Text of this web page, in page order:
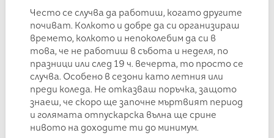
Често се случва да работиш, когато другите
почиват. Колкото и добре да си организираш
времето, колкото и непоколебим да си в
това, че не работиш в събота и неделя, по
празници или след 19 ч. вечерта, то просто се
случва. Особено в сезони като летния или
преди коледа. Не отказваш поръчка, защото
знаеш, че скоро ще започне мъртвият период
и голямата отпускарска вълна ще срине
нивото на доходите ти до минимум.